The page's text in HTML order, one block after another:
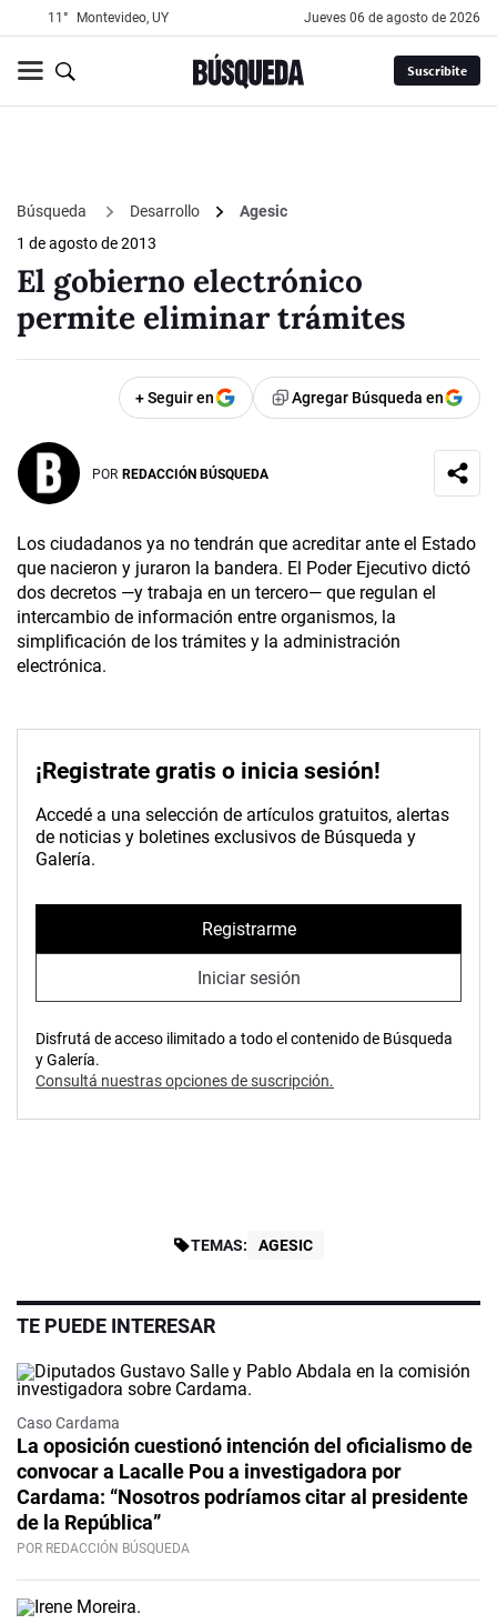
11° Montevideo, UY jueves 06 de agosto de 2026
Suscribite
Búsqueda Desarrollo
Agesic
1 de agosto de 2013
El gobierno electrónico
permite eliminar trámites
+ Seguir en Agregar Búsqueda en
POR REDACCIÓN BÚSQUEDA
Los ciudadanos ya no tendrán que acreditar ante el Estado
que nacieron y juraron la bandera. El Poder Ejecutivo dictó
dos decretos —y trabaja en un tercero— que regulan el
intercambio de información entre organismos, la
simplificación de los trámites y la administración
electrónica.
¡Registrate gratis o inicia sesión!
Accedé a una selección de artículos gratuitos, alertas
de noticias y boletines exclusivos de Búsqueda y
Galería.
Registrarme
Iniciar sesión
Disfrutá de acceso ilimitado a todo el contenido de Búsqueda
y Galería.
Consultá nuestras opciones de suscripción.
TEMAS: AGESIC
TE PUEDE INTERESAR
Caso Cardama
La oposición cuestionó intención del oficialismo de
convocar a Lacalle Pou a investigadora por
Cardama: “Nosotros podríamos citar al presidente
de la República”
POR REDACCIÓN BÚSQUEDA
Video